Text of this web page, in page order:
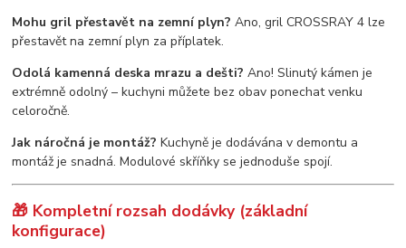
Mohu gril přestavět na zemní plyn? Ano, gril CROSSRAY 4 lze
přestavět na zemní plyn za příplatek.
Odolá kamenná deska mrazu a dešti? Ano! Slinutý kámen je
extrémně odolný – kuchyni můžete bez obav ponechat venku
celoročně.
Jak náročná je montáž? Kuchyně je dodávána v demontu a
montáž je snadná. Modulové skříňky se jednoduše spojí.
🎁 Kompletní rozsah dodávky (základní
konfigurace)